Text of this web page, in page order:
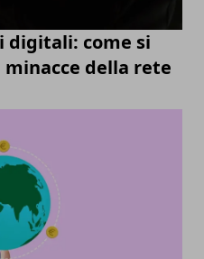
digitali: come si
della rete